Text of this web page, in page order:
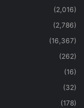
(2,016)
(2,786)
(16,367)
(262)
(16)
(32)
(178)